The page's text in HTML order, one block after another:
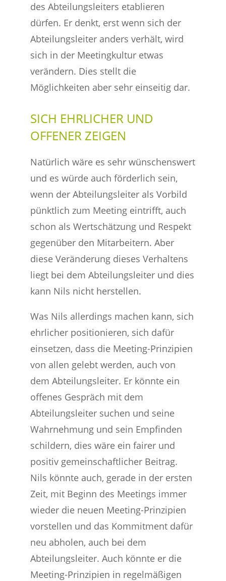
des Abteilungsleiters etablieren
dürfen. Er denkt, erst wenn sich der
Abteilungsleiter anders verhält, wird
sich in der Meetingkultur etwas
verändern. Dies stellt die
Möglichkeiten aber sehr einseitig dar.
SICH EHRLICHER UND
OFFENER ZEIGEN
Natürlich wäre es sehr wünschenswert
und es würde auch förderlich sein,
wenn der Abteilungsleiter als Vorbild
pünktlich zum Meeting eintrifft, auch
schon als Wertschätzung und Respekt
gegenüber den Mitarbeitern. Aber
diese Veränderung dieses Verhaltens
liegt bei dem Abteilungsleiter und dies
kann Nils nicht herstellen.
Was Nils allerdings machen kann, sich
ehrlicher positionieren, sich dafür
einsetzen, dass die Meeting-Prinzipien
von allen gelebt werden, auch von
dem Abteilungsleiter. Er könnte ein
offenes Gespräch mit dem
Abteilungsleiter suchen und seine
Wahrnehmung und sein Empfinden
schildern, dies wäre ein fairer und
positiv gemeinschaftlicher Beitrag.
Nils könnte auch, gerade in der ersten
Zeit, mit Beginn des Meetings immer
wieder die neuen Meeting-Prinzipien
vorstellen und das Kommitment dafür
neu abholen, auch bei dem
Abteilungsleiter. Auch könnte er die
Meeting-Prinzipien in regelmäßigen